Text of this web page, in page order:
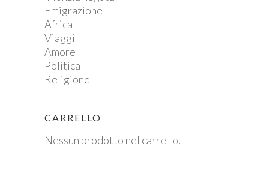
Emigrazione
Africa
Viaggi
Amore
Politica
Religione
CARRELLO
Nessun prodotto nel carrello.